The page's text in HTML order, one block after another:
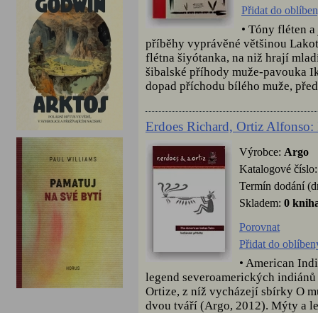
Přidat do
• Tóny fléten
příběhy vyprávěné většinou
flétna šiyótanka, na niž hrají
šibalské příhody muže-pavouka
dopad příchodu bílého muže,
Erdoes Richard, Ortiz
Výrobce: Argo
Katalogové
Termín dodání
Skladem: 0
Porovnat
Přidat do
• American
legend severoamerických
Ortize, z níž vycházejí sbírky O
dvou tváří (Argo, 2012). Mýty a